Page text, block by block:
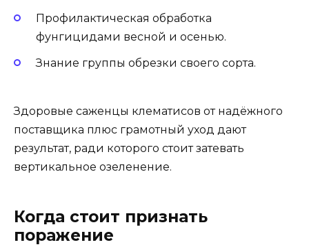
Профилактическая обработка
фунгицидами весной и осенью.
Знание группы обрезки своего сорта.
Здоровые саженцы клематисов от надёжного
поставщика плюс грамотный уход дают
результат, ради которого стоит затевать
вертикальное озеленение.
Когда стоит признать
поражение